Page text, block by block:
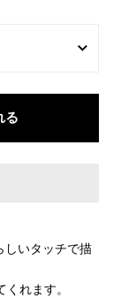
る
いタッチで描
れます。